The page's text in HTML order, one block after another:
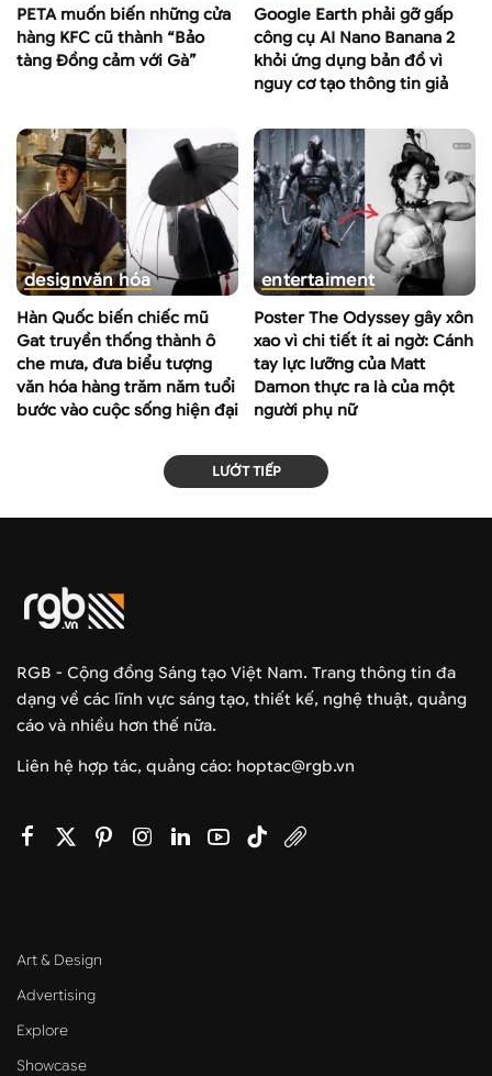
PETA muốn biến những cửa
hàng KFC cũ thành “Bảo
tàng Đồng cảm với Gà”
Google Earth phải gỡ gấp
công cụ AI Nano Banana 2
khỏi ứng dụng bản đồ vì
nguy cơ tạo thông tin giả
designvăn hóa
Hàn Quốc biến chiếc mũ
Gat truyền thống thành ô
che mưa, đưa biểu tượng
văn hóa hàng trăm năm tuổi
bước vào cuộc sống hiện đại
entertaiment
Poster The Odyssey gây xôn
xao vì chi tiết ít ai ngờ: Cánh
tay lực lưỡng của Matt
Damon thực ra là của một
người phụ nữ
LƯỚT TIẾP
RGB - Cộng đồng Sáng tạo Việt Nam. Trang thông tin đa
dạng về các lĩnh vực sáng tạo, thiết kế, nghệ thuật, quảng
cáo và nhiều hơn thế nữa.
Liên hệ hợp tác, quảng cáo: hoptac@rgb.vn
Art & Design
Advertising
Explore
Showcase